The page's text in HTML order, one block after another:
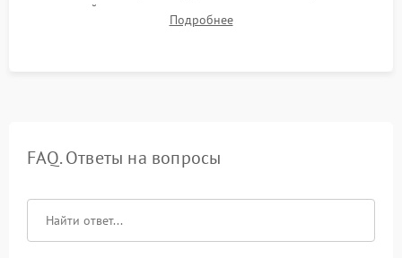
до нужной температуры, отсутствия посторонних шумов,
штатного слива и абсолютной сухости в поддоне.
Подробнее
FAQ. Ответы на вопросы